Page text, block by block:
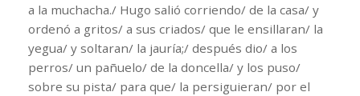
a la muchacha./ Hugo salió corriendo/ de la casa/ y
ordenó a gritos/ a sus criados/ que le ensillaran/ la
yegua/ y soltaran/ la jauría;/ después dio/ a los
perros/ un pañuelo/ de la doncella/ y los puso/
sobre su pista/ para que/ la persiguieran/ por el